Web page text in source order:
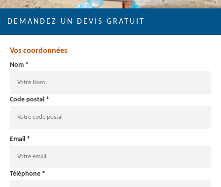
DEMANDEZ UN DEVIS GRATUIT
Vos coordonnées
Nom *
Code postal *
Email *
Téléphone *